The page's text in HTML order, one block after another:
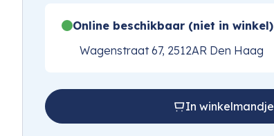
Online beschikbaar (niet in winkel)
Wagenstraat 67, 2512AR Den Haag
In winkelmandje